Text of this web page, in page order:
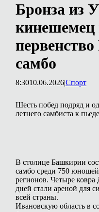
Бронза из
кинешемец
самбо
8:3010.06.2026|Спорт
Шесть побед подряд и
летнего самбиста к
В столице Башкирии
самбо среди 750
регионов. Четыре ковра
дней стали ареной для
всей страны.
Ивановскую область в